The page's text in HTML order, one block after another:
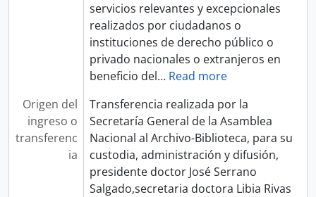
servicios relevantes y excepcionales
realizados por ciudadanos o
instituciones de derecho público o
privado nacionales o extranjeros en
beneficio del… Read more
Origen del
ingreso o
transferenc
ia
Transferencia realizada por la
Secretaría General de la Asamblea
Nacional al Archivo-Biblioteca, para su
custodia, administración y difusión,
presidente doctor José Serrano
Salgado,secretaria doctora Libia Rivas